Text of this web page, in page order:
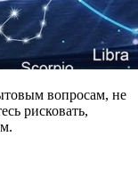
вопросам, не
рисковать,